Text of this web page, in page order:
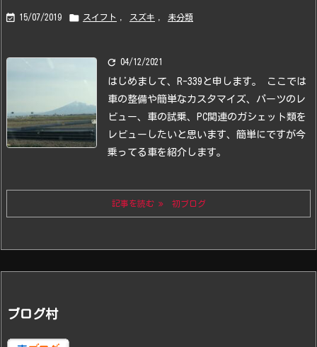
 15/07/2019  スイフト スズキ 未分類
 04/12/2021
はじめまして、R-339と申します。
ここでは
車の整備や簡単なカスタマイズ、パーツのレ
ビュー、車の試乗、PC関連のガシェット類を
レビューしたいと思います、 簡単にですが今
乗ってる車を紹介します。
記事を読む 初ブログ
ブログ村